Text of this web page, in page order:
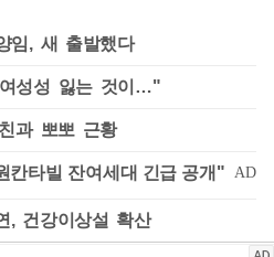
임, 새 출발했다
성성 잃는 것이…"
과 뽀뽀 근황
, 건강이상설 확산